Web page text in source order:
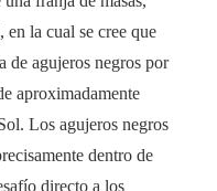
en la cual se cree que
de agujeros negros por
aproximadamente
Los agujeros negros
dentro de
directo a los